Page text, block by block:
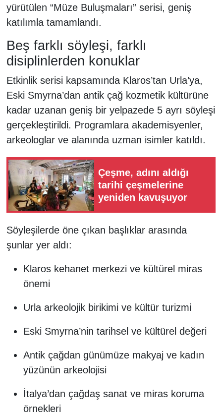
yürütülen “Müze Buluşmaları” serisi, geniş
katılımla tamamlandı.
Beş farklı söyleşi, farklı
disiplinlerden konuklar
Etkinlik serisi kapsamında Klaros’tan Urla’ya,
Eski Smyrna’dan antik çağ kozmetik kültürüne
kadar uzanan geniş bir yelpazede 5 ayrı söyleşi
gerçekleştirildi. Programlara akademisyenler,
arkeologlar ve alanında uzman isimler katıldı.
Çeşme, adını aldığı
tarihi çeşmelerine
yeniden kavuşuyor
Söyleşilerde öne çıkan başlıklar arasında
şunlar yer aldı:
Klaros kehanet merkezi ve kültürel miras
önemi
Urla arkeolojik birikimi ve kültür turizmi
Eski Smyrna’nin tarihsel ve kültürel değeri
Antik çağdan günümüze makyaj ve kadın
yüzünün arkeolojisi
İtalya’dan çağdaş sanat ve miras koruma
örnekleri